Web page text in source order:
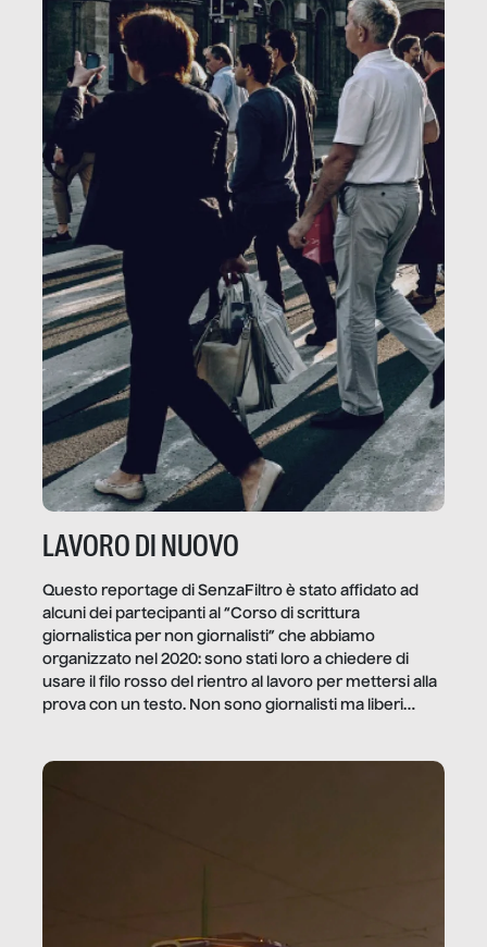
LAVORO DI NUOVO
Questo reportage di SenzaFiltro è stato affidato ad
alcuni dei partecipanti al “Corso di scrittura
giornalistica per non giornalisti” che abbiamo
organizzato nel 2020: sono stati loro a chiedere di
usare il filo rosso del rientro al lavoro per mettersi alla
prova con un testo. Non sono giornalisti ma liberi